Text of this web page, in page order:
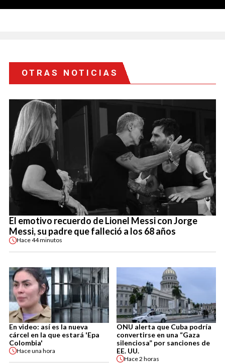
OTRAS NOTICIAS
El emotivo recuerdo de Lionel Messi con Jorge
Messi, su padre que falleció a los 68 años
Hace44 minutos
En video: así es la nueva
cárcel en la que estará 'Epa
Colombia'
Haceuna hora
ONU alerta que Cuba podría
convertirse en una “Gaza
silenciosa” por sanciones de
EE. UU.
Hace2 horas